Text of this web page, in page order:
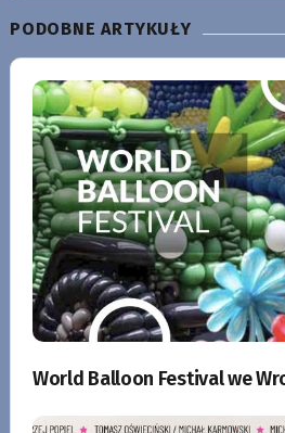
PODOBNE ARTYKUŁY
World Balloon Festival we